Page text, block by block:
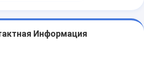
Информация